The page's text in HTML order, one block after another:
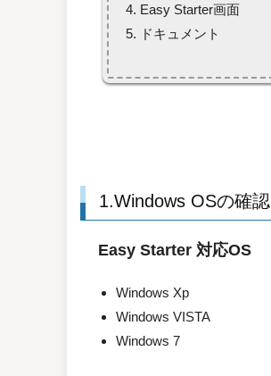
Easy Starter画面
ドキュメント
1.Windows OSの確認
Easy Starter 対応OS
Windows Xp
Windows VISTA
Windows 7